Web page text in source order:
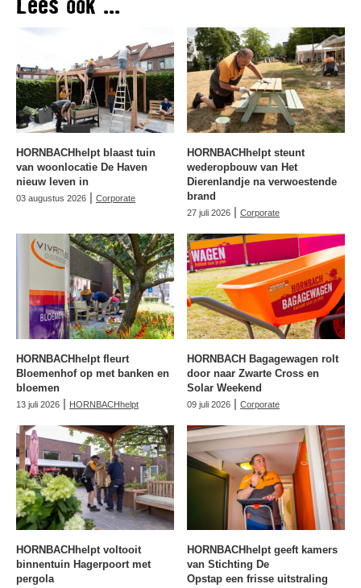
HORNBACHhelpt blaast tuin
van woonlocatie De Haven
nieuw leven in
03 augustus 2026 | Corporate
HORNBACHhelpt steunt
wederopbouw van Het
Dierenlandje na verwoestende
brand
27 juli 2026 | Corporate
HORNBACHhelpt fleurt
Bloemenhof op met banken en
bloemen
13 juli 2026 | HORNBACHhelpt
HORNBACH Bagagewagen rolt
door naar Zwarte Cross en
Solar Weekend
09 juli 2026 | Corporate
HORNBACHhelpt voltooit
binnentuin Hagerpoort met
pergola
HORNBACHhelpt geeft kamers
van Stichting De
Opstap een frisse uitstraling